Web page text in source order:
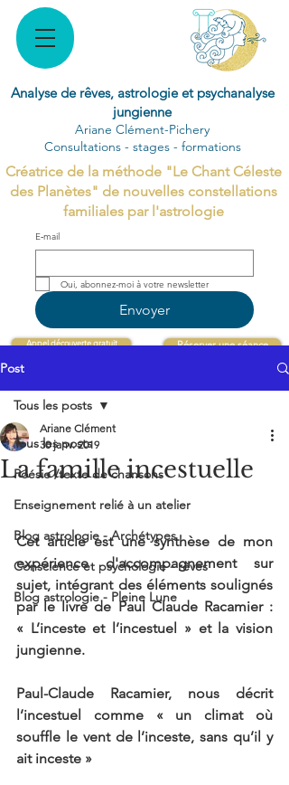
Analyse de rêves, astrologie et psychanalyse
jungienne
Ariane Clément-Pichery
Consultations - stages - formations
Créatrice de la méthode "Le Chant Céleste
des Planètes" de nouvelles constellations
familiales par l'astrologie
E‑mail
Envoyer
Appel découverte gratuit Réserver une séance
Post
Tous les posts
Poésie /texte de chansons
Enseignement relié à un atelier
Blog astrologie - Archétypes
Conscience et psychologie - rêves
Blog astrologie - Pleine Lune
Tous les posts
La famille incestuelle
Ariane Clément
30 janv. 2019
Cet article est une synthèse de mon
expérience d'accompagnement sur
sujet, intégrant des éléments soulignés
par le livre de Paul Claude Racamier :
« L’inceste et l’incestuel » et la vision
jungienne.
Paul-Claude Racamier, nous décrit
l’incestuel comme « un climat où
souffle le vent de l’inceste, sans qu’il y
ait inceste »